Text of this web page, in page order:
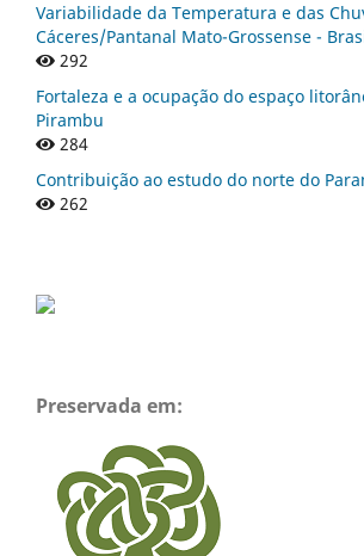
Variabilidade da Temperatura e das
Cáceres/Pantanal Mato-Grossense -
292
Fortaleza e a ocupação do espaço
Pirambu
284
Contribuição ao estudo do norte do
262
Preservada em: